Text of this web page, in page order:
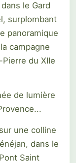
le Gard
surplombant
panoramique
campagne
du XIIe
de lumière
une colline
dans le
Saint